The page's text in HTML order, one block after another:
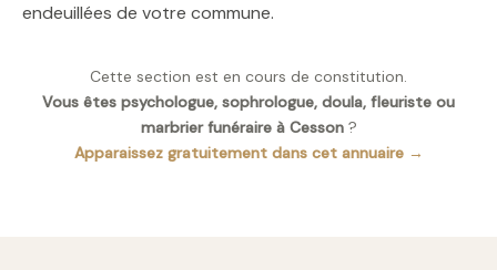
endeuillées de votre commune.
Cette section est en cours de constitution.
Vous êtes psychologue, sophrologue, doula, fleuriste ou
marbrier funéraire à Cesson?
Apparaissez gratuitement dans cet annuaire →